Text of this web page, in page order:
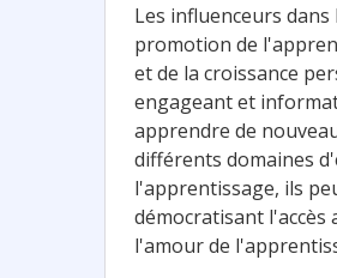
Les influenceurs dans
promotion de
et de la croissance
engageant et
apprendre de
différents domaines
l'apprentissage, ils
démocratisant
l'amour de